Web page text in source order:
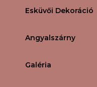
Esküvői Dekoráció
Angyalszárny
Galéria